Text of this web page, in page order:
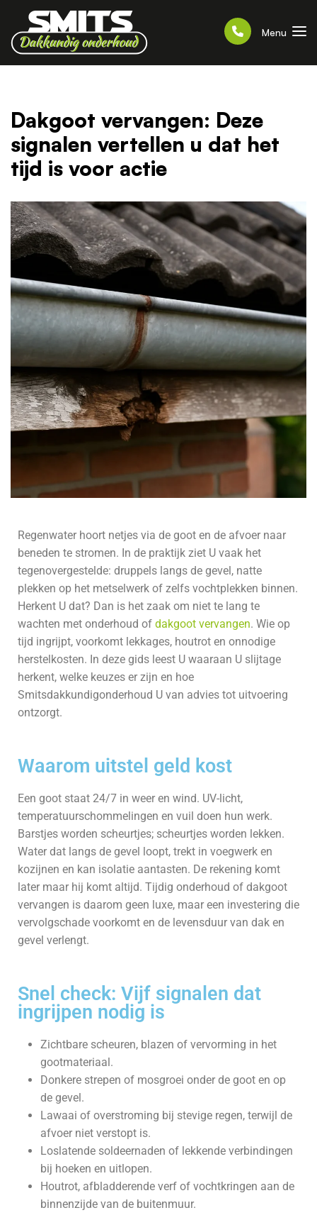
Menu
Dakgoot vervangen: Deze
signalen vertellen u dat het
tijd is voor actie
Regenwater hoort netjes via de goot en de afvoer naar
beneden te stromen. In de praktijk ziet U vaak het
tegenovergestelde: druppels langs de gevel, natte
plekken op het metselwerk of zelfs vochtplekken binnen.
Herkent U dat? Dan is het zaak om niet te lang te
wachten met onderhoud of dakgoot vervangen. Wie op
tijd ingrijpt, voorkomt lekkages, houtrot en onnodige
herstelkosten. In deze gids leest U waaraan U slijtage
herkent, welke keuzes er zijn en hoe
Smitsdakkundigonderhoud U van advies tot uitvoering
ontzorgt.
Waarom uitstel geld kost
Een goot staat 24/7 in weer en wind. UV-licht,
temperatuurschommelingen en vuil doen hun werk.
Barstjes worden scheurtjes; scheurtjes worden lekken.
Water dat langs de gevel loopt, trekt in voegwerk en
kozijnen en kan isolatie aantasten. De rekening komt
later maar hij komt altijd. Tijdig onderhoud of dakgoot
vervangen is daarom geen luxe, maar een investering die
vervolgschade voorkomt en de levensduur van dak en
gevel verlengt.
Snel check: Vijf signalen dat
ingrijpen nodig is
Zichtbare scheuren, blazen of vervorming in het
gootmateriaal.
Donkere strepen of mosgroei onder de goot en op
de gevel.
Lawaai of overstroming bij stevige regen, terwijl de
afvoer niet verstopt is.
Loslatende soldeernaden of lekkende verbindingen
bij hoeken en uitlopen.
Houtrot, afbladderende verf of vochtkringen aan de
binnenzijde van de buitenmuur.